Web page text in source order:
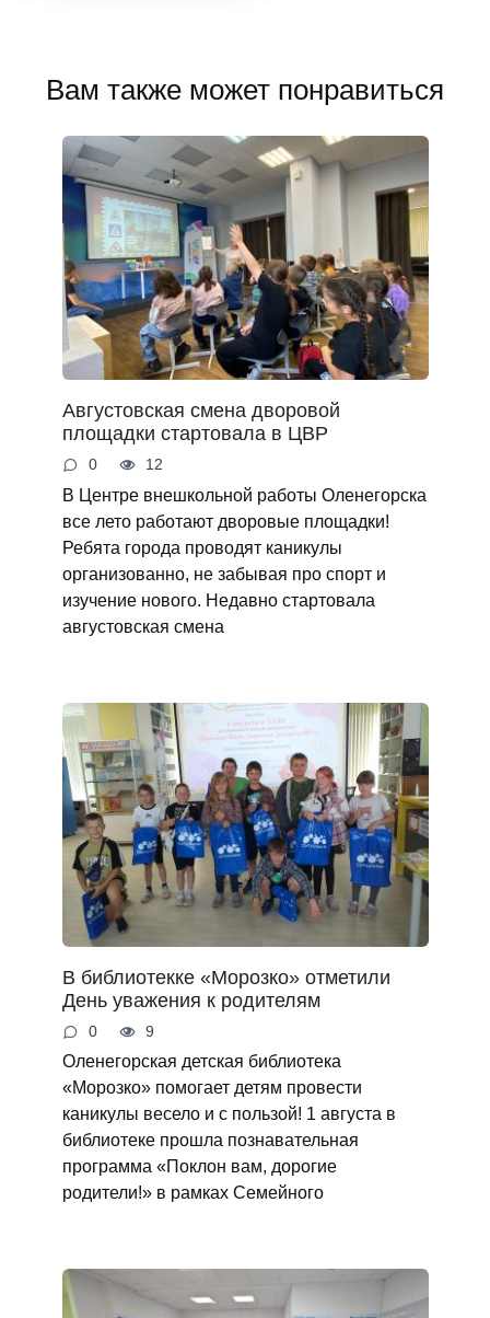
Вам также может понравиться
Августовская смена дворовой
площадки стартовала в ЦВР
0 12
В Центре внешкольной работы Оленегорска
все лето работают дворовые площадки!
Ребята города проводят каникулы
организованно, не забывая про спорт и
изучение нового. Недавно стартовала
августовская смена
В библиотекке «Морозко» отметили
День уважения к родителям
0 9
Оленегорская детская библиотека
«Морозко» помогает детям провести
каникулы весело и с пользой! 1 августа в
библиотеке прошла познавательная
программа «Поклон вам, дорогие
родители!» в рамках Семейного